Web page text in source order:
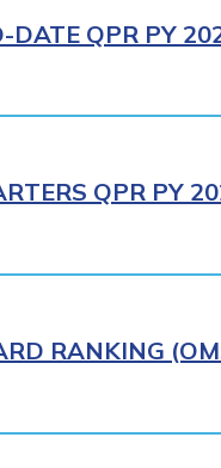
DATE QPR PY
QPR PY
RANKING